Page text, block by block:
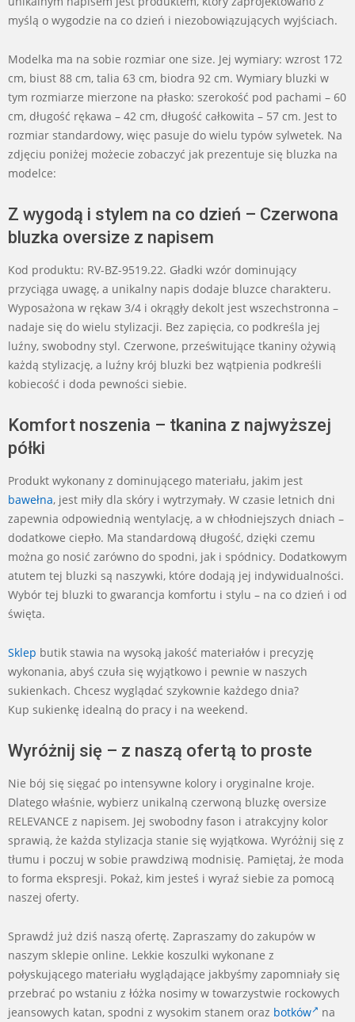
myślą o wygodzie na co dzień i niezobowiązujących wyjściach.
Modelka ma na sobie rozmiar one size. Jej wymiary: wzrost 172
cm, biust 88 cm, talia 63 cm, biodra 92 cm. Wymiary bluzki w
tym rozmiarze mierzone na płasko: szerokość pod pachami – 60
cm, długość rękawa – 42 cm, długość całkowita – 57 cm. Jest to
rozmiar standardowy, więc pasuje do wielu typów sylwetek. Na
zdjęciu poniżej możecie zobaczyć jak prezentuje się bluzka na
modelce:
Z wygodą i stylem na co dzień – Czerwona
bluzka oversize z napisem
Kod produktu: RV-BZ-9519.22. Gładki wzór dominujący
przyciąga uwagę, a unikalny napis dodaje bluzce charakteru.
Wyposażona w rękaw 3/4 i okrągły dekolt jest wszechstronna –
nadaje się do wielu stylizacji. Bez zapięcia, co podkreśla jej
luźny, swobodny styl. Czerwone, prześwitujące tkaniny ożywią
każdą stylizację, a luźny krój bluzki bez wątpienia podkreśli
kobiecość i doda pewności siebie.
Komfort noszenia – tkanina z najwyższej
półki
Produkt wykonany z dominującego materiału, jakim jest
bawełna, jest miły dla skóry i wytrzymały. W czasie letnich dni
zapewnia odpowiednią wentylację, a w chłodniejszych dniach –
dodatkowe ciepło. Ma standardową długość, dzięki czemu
można go nosić zarówno do spodni, jak i spódnicy. Dodatkowym
atutem tej bluzki są naszywki, które dodają jej indywidualności.
Wybór tej bluzki to gwarancja komfortu i stylu – na co dzień i od
święta.
Sklep butik stawia na wysoką jakość materiałów i precyzję
wykonania, abyś czuła się wyjątkowo i pewnie w naszych
sukienkach. Chcesz wyglądać szykownie każdego dnia?
Kup sukienkę idealną do pracy i na weekend.
Wyróżnij się – z naszą ofertą to proste
Nie bój się sięgać po intensywne kolory i oryginalne kroje.
Dlatego właśnie, wybierz unikalną czerwoną bluzkę oversize
RELEVANCE z napisem. Jej swobodny fason i atrakcyjny kolor
sprawią, że każda stylizacja stanie się wyjątkowa. Wyróżnij się z
tłumu i poczuj w sobie prawdziwą modnisię. Pamiętaj, że moda
to forma ekspresji. Pokaż, kim jesteś i wyraź siebie za pomocą
naszej oferty.
Sprawdź już dziś naszą ofertę. Zapraszamy do zakupów w
naszym sklepie online. Lekkie koszulki wykonane z
połyskującego materiału wyglądające jakbyśmy zapomniały się
przebrać po wstaniu z łóżka nosimy w towarzystwie rockowych
jeansowych katan, spodni z wysokim stanem oraz botków
na